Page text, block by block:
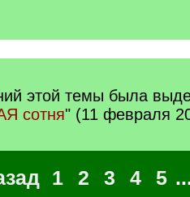
этой темы была
сотня" (11 февраля
1 2 3 4 5